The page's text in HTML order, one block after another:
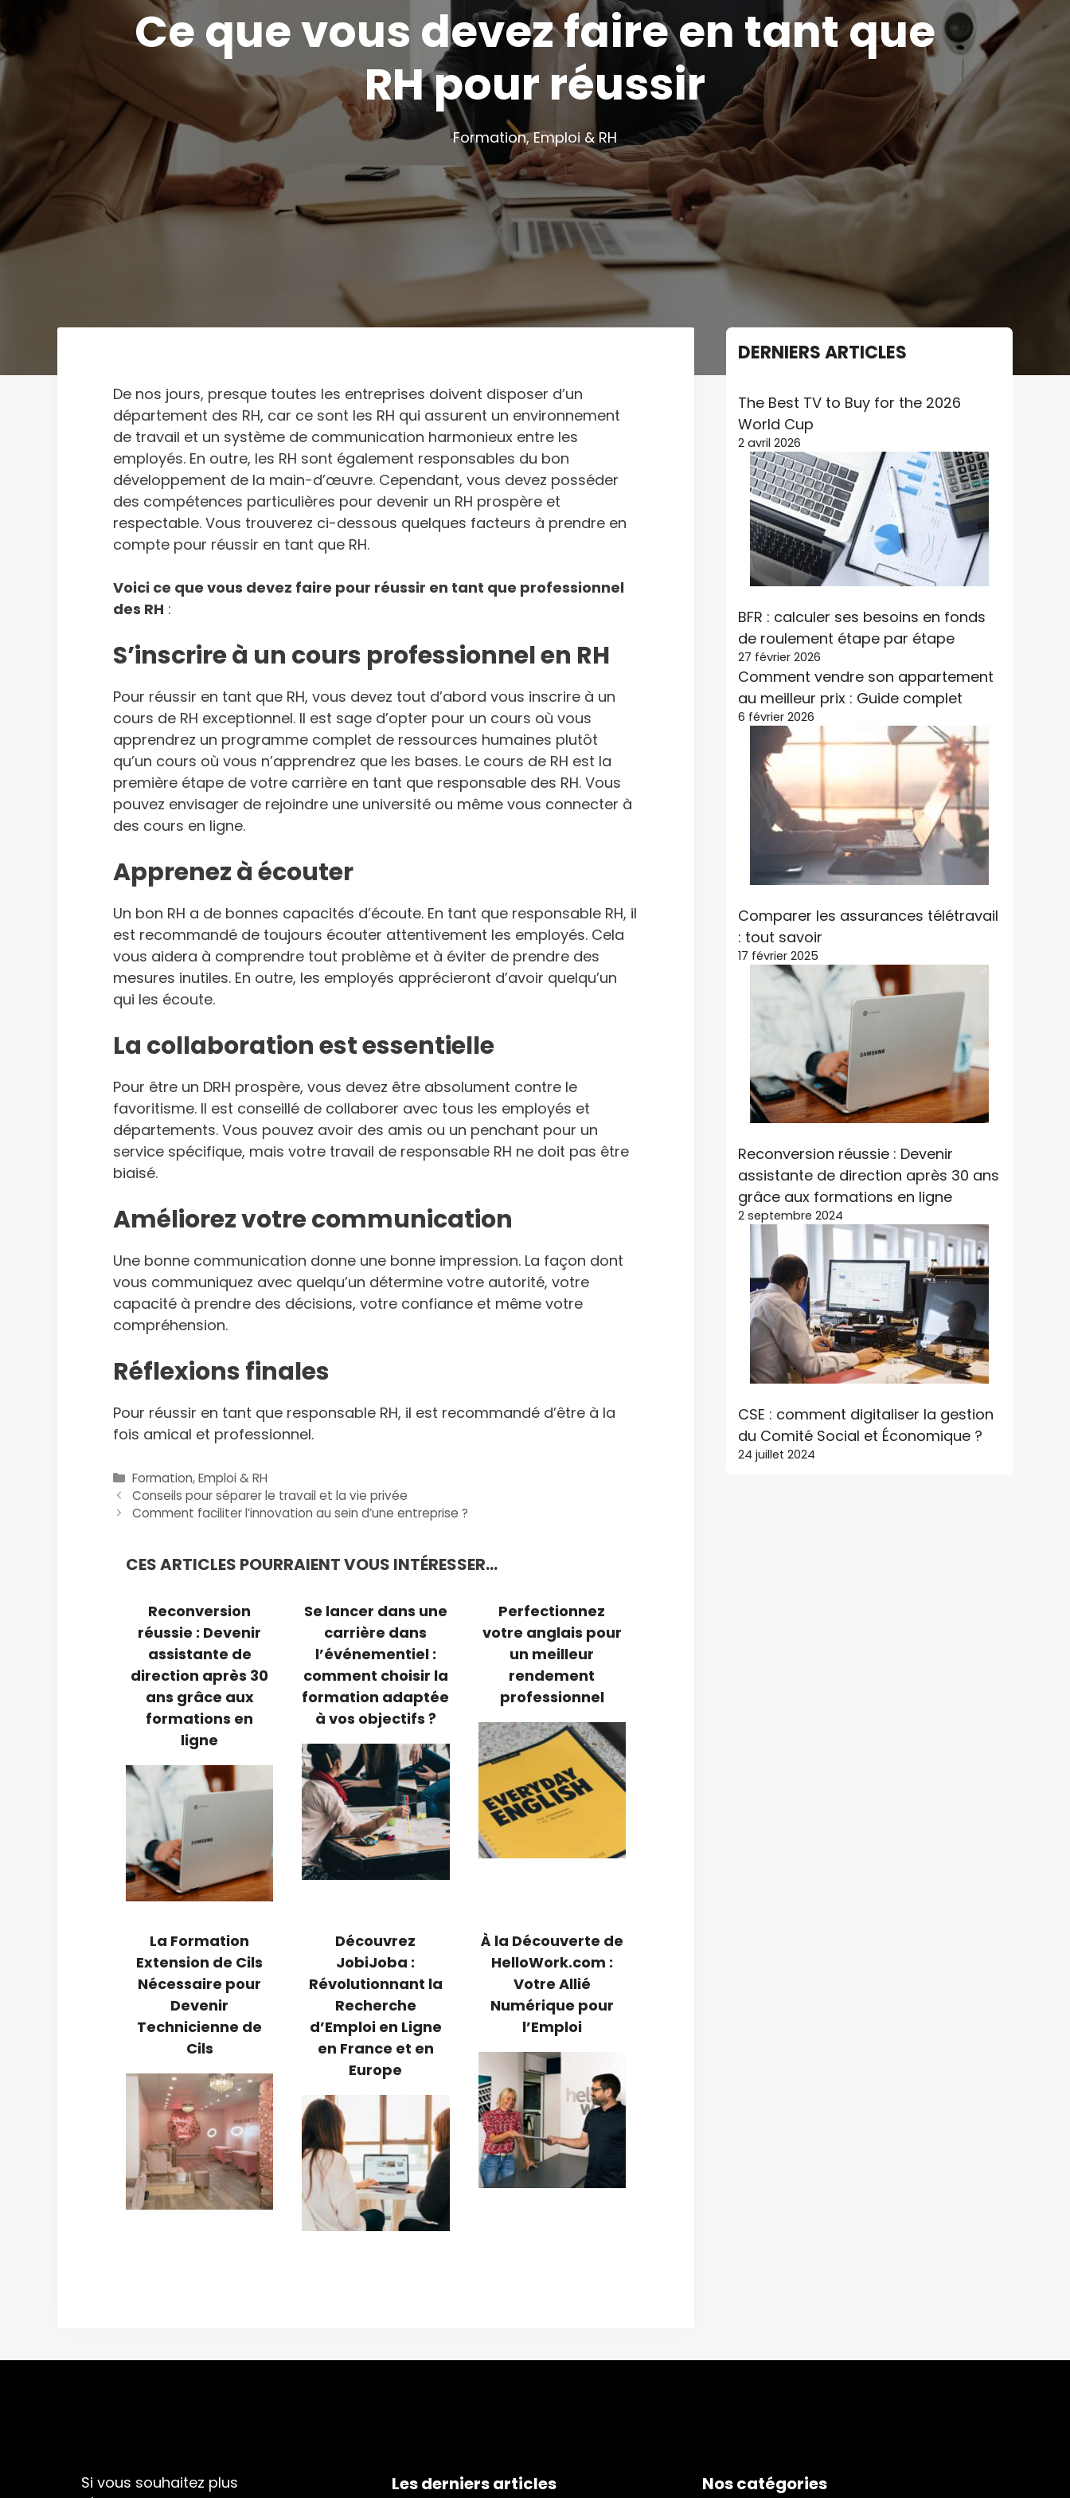
Ce que vous devez faire en tant que
RH pour réussir
Formation, Emploi & RH
De nos jours, presque toutes les entreprises doivent disposer d’un
département des RH, car ce sont les RH qui assurent un environnement
de travail et un système de communication harmonieux entre les
employés. En outre, les RH sont également responsables du bon
développement de la main-d’œuvre. Cependant, vous devez posséder
des compétences particulières pour devenir un RH prospère et
respectable. Vous trouverez ci-dessous quelques facteurs à prendre en
compte pour réussir en tant que RH.
Voici ce que vous devez faire pour réussir en tant que professionnel
des RH :
S’inscrire à un cours professionnel en RH
Pour réussir en tant que RH, vous devez tout d’abord vous inscrire à un
cours de RH exceptionnel. Il est sage d’opter pour un cours où vous
apprendrez un programme complet de ressources humaines plutôt
qu’un cours où vous n’apprendrez que les bases. Le cours de RH est la
première étape de votre carrière en tant que responsable des RH. Vous
pouvez envisager de rejoindre une université ou même vous connecter à
des cours en ligne.
Apprenez à écouter
Un bon RH a de bonnes capacités d’écoute. En tant que responsable RH, il
est recommandé de toujours écouter attentivement les employés. Cela
vous aidera à comprendre tout problème et à éviter de prendre des
mesures inutiles. En outre, les employés apprécieront d’avoir quelqu’un
qui les écoute.
La collaboration est essentielle
Pour être un DRH prospère, vous devez être absolument contre le
favoritisme. Il est conseillé de collaborer avec tous les employés et
départements. Vous pouvez avoir des amis ou un penchant pour un
service spécifique, mais votre travail de responsable RH ne doit pas être
biaisé.
Améliorez votre communication
Une bonne communication donne une bonne impression. La façon dont
vous communiquez avec quelqu’un détermine votre autorité, votre
capacité à prendre des décisions, votre confiance et même votre
compréhension.
Réflexions finales
Pour réussir en tant que responsable RH, il est recommandé d’être à la
fois amical et professionnel.
Catégories
Formation, Emploi & RH
Conseils pour séparer le travail et la vie privée
Comment faciliter l’innovation au sein d’une entreprise ?
CES ARTICLES POURRAIENT VOUS INTÉRESSER...
Reconversion
réussie : Devenir
assistante de
direction après 30
ans grâce aux
formations en
ligne
Se lancer dans une
carrière dans
l’événementiel :
comment choisir la
formation adaptée
à vos objectifs ?
Perfectionnez
votre anglais pour
un meilleur
rendement
professionnel
La Formation
Extension de Cils
Nécessaire pour
Devenir
Technicienne de
Cils
Découvrez
JobiJoba :
Révolutionnant la
Recherche
d’Emploi en Ligne
en France et en
Europe
À la Découverte de
HelloWork.com :
Votre Allié
Numérique pour
l’Emploi
DERNIERS ARTICLES
The Best TV to Buy for the 2026
World Cup
2 avril 2026
BFR : calculer ses besoins en fonds
de roulement étape par étape
27 février 2026
Comment vendre son appartement
au meilleur prix : Guide complet
6 février 2026
Comparer les assurances télétravail
: tout savoir
17 février 2025
Reconversion réussie : Devenir
assistante de direction après 30 ans
grâce aux formations en ligne
2 septembre 2024
CSE : comment digitaliser la gestion
du Comité Social et Économique ?
24 juillet 2024
Si vous souhaitez plus
Les derniers articles Nos catégories